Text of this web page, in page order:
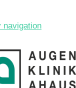
navigation